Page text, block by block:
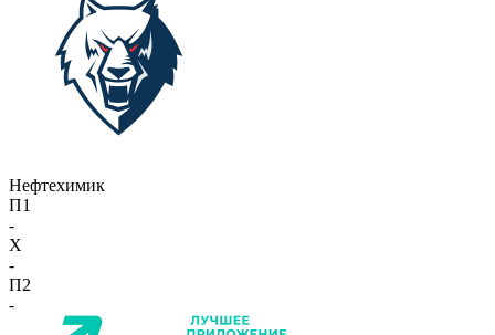
Нефтехимик
П1
-
X
-
П2
-